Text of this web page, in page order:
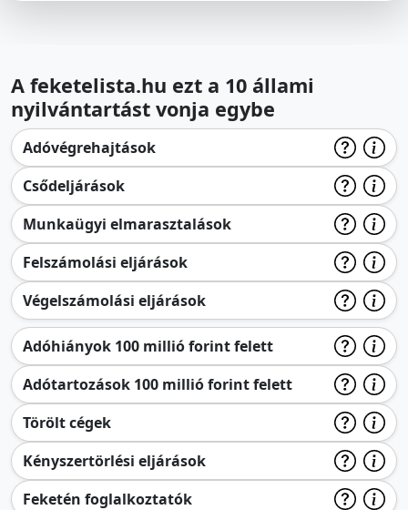
A feketelista.hu ezt a 10 állami
nyilvántartást vonja egybe
Adóvégrehajtások
Csődeljárások
Munkaügyi elmarasztalások
Felszámolási eljárások
Végelszámolási eljárások
Adóhiányok 100 millió forint felett
Adótartozások 100 millió forint felett
Törölt cégek
Kényszertörlési eljárások
Feketén foglalkoztatók